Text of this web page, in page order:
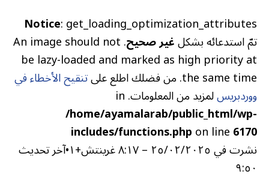
Notice: get_loading_optimization_attributes
تمّ استدعائه بشكلغير صحيح . An image should not
be lazy-loaded and marked as high priority at
the same time. من فضلك اطلع على تنقيح الأخطاء في
ووردبريسلمزيد من المعلومات. in
/home/ayamalarab/public_html/wp-
includes/functions.phpon line6170
نشرت في٢٥/٠٢/٢٠٢٥ – ٨:١٧ غرينتش+١ •آخر تحديث
٩:٥٠